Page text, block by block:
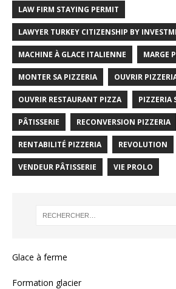
LAW FIRM STAYING PERMIT
LAWYER TURKEY CITIZENSHIP BY
MACHINE À GLACE ITALIENNE MARGE
MONTER SA PIZZERIA OUVRIR
OUVRIR RESTAURANT PIZZA PIZZERIA
PÂTISSERIE RECONVERSION PIZZERIA
RENTABILITÉ PIZZERIA REVOLUTION
VENDEUR PÂTISSERIE VIE PROLO
Glace à ferme
Formation glacier